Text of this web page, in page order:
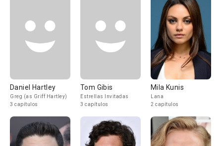
Daniel Hartley
Greg (as Griff Hartley)
3 capítulos
Tom Gibis
Estrellas Invitadas
3 capítulos
Mila Kunis
Lana
2 capítulos